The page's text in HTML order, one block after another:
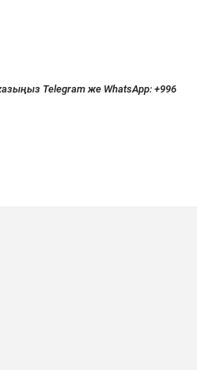
Telegram же WhatsApp: +996